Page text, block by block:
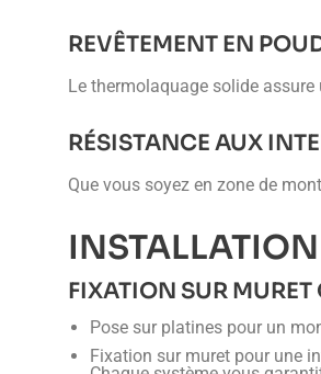
REVÊTEMENT EN
Le thermolaquage solide assure
RÉSISTANCE AUX
Que vous soyez en zone de
FIXATION SUR MURET
Pose sur platines pour un
Fixation sur muret pour une